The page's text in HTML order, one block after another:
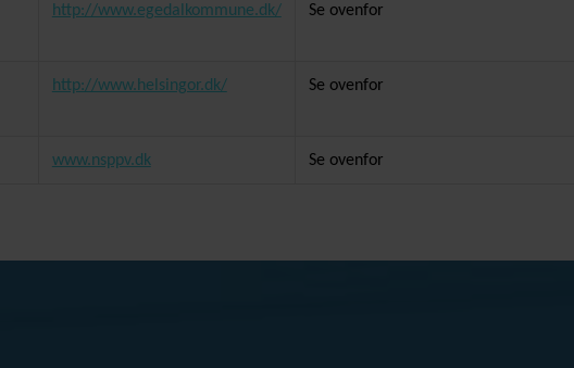
http://www.egedalkommune.dk/ Se ovenfor
http://www.helsingor.dk/ Se ovenfor
www.nsppv.dk Se ovenfor